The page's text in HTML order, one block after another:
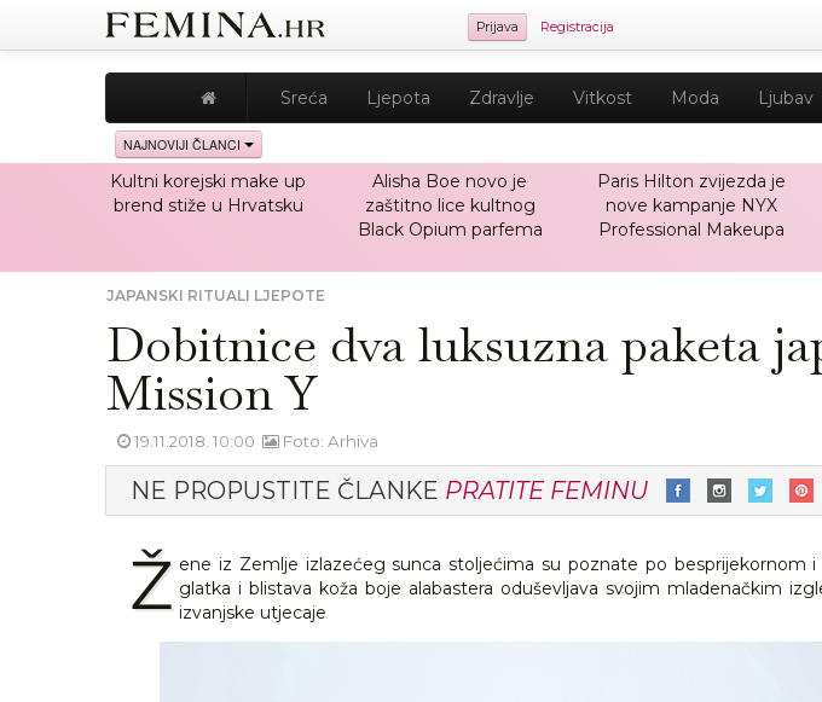
Prijava Registracija
Sreća Ljepota Zdravlje Vitkost Moda Ljubav
NAJNOVIJI ČLANCI
Kultni korejski make up
brend stiže u Hrvatsku
Alisha Boe novo je
zaštitno lice kultnog
Black Opium parfema
Paris Hilton zvijezda je
nove kampanje NYX
Professional Makeupa
JAPANSKI RITUALI LJEPOTE
Dobitnice dva luksuzna paketa
Mission Y
19.11.2018. 10:00 Foto: Arhiva
NE PROPUSTITE ČLANKE PRATITE FEMINU
Ž ene iz Zemlje izlazećeg sunca stoljećima su poznate po besprijekornom
glatka i blistava koža boje alabastera oduševljava svojim mladenačkim
izvanjske utjecaje